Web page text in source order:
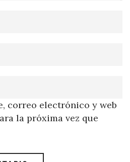
correo electrónico y web
la próxima vez que